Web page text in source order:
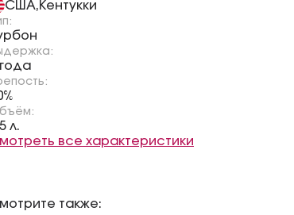
США,Кентукки
л.
все характеристики
также: